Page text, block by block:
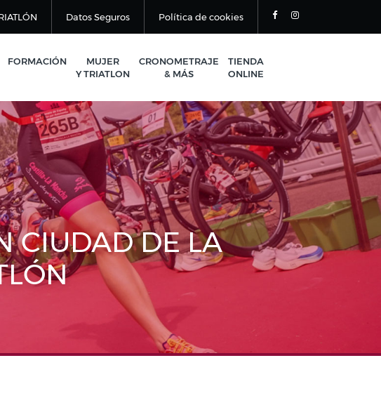
Datos Seguros Política de cookies
FORMACIÓN
MUJER
Y TRIATLON
CRONOMETRAJE
& MÁS
TIENDA
ONLINE
CIUDAD DE LA